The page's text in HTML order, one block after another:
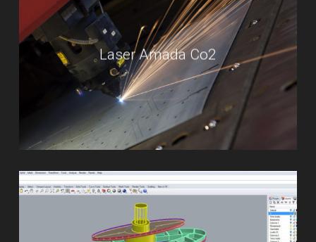
Laser Amada Co2